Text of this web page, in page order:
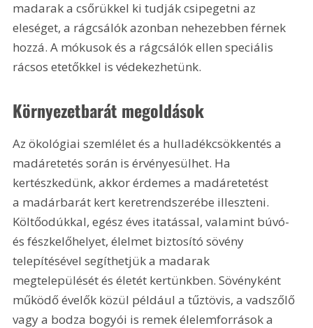
madarak a csőrükkel ki tudják csipegetni az
eleséget, a rágcsálók azonban nehezebben férnek
hozzá. A mókusok és a rágcsálók ellen speciális
rácsos etetőkkel is védekezhetünk.
Környezetbarát megoldások
Az ökológiai szemlélet és a hulladékcsökkentés a
madáretetés során is érvényesülhet. Ha
kertészkedünk, akkor érdemes a madáretetést
a madárbarát kert keretrendszerébe illeszteni.
Költőodúkkal, egész éves itatással, valamint búvó-
és fészkelőhelyet, élelmet biztosító sövény
telepítésével segíthetjük a madarak
megtelepülését és életét kertünkben. Sövényként
működő évelők közül például a tűztövis, a vadszőlő
vagy a bodza bogyói is remek élelemforrások a